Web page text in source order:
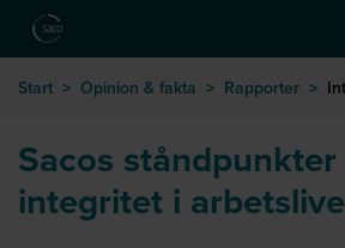
Hoppa till huvudinnehåll
Start > Opinion & fakta > Rapporter >
Sacos
integritet i